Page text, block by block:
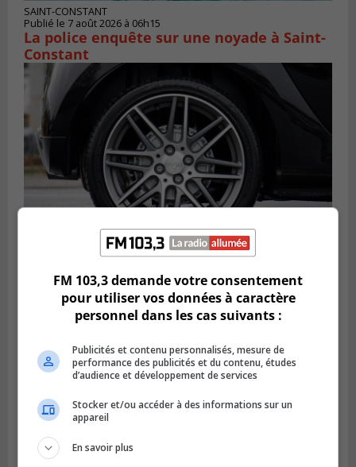
SAINT-CONSTANT
Publié le 7 août 2026 à 06h15
La police enquête sur une noyade à Saint-
Constant
Publié le 6 août 2026 à 11h58
Des jeunes ciblent la Montérégie pour
le Défi écrou de roue
FM 103,3 demande votre consentement
pour utiliser vos données à caractère
personnel dans les cas suivants :
Publicités et contenu personnalisés, mesure de
performance des publicités et du contenu, études
d’audience et développement de services
Stocker et/ou accéder à des informations sur un
appareil
En savoir plus